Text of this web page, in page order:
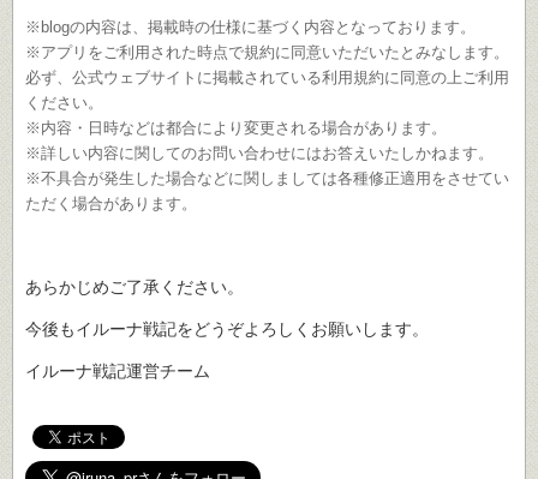
※blogの内容は、掲載時の仕様に基づく内容となっております。
※アプリをご利用された時点で規約に同意いただいたとみなします。
必ず、公式ウェブサイトに掲載されている利用規約に同意の上ご利用
ください。
※内容・日時などは都合により変更される場合があります。
※詳しい内容に関してのお問い合わせにはお答えいたしかねます。
※不具合が発生した場合などに関しましては各種修正適用をさせてい
ただく場合があります。
あらかじめご了承ください。
今後もイルーナ戦記をどうぞよろしくお願いします。
イルーナ戦記運営チーム